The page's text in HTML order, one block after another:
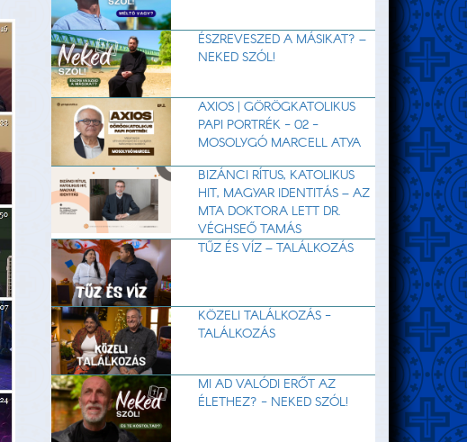
ÉSZREVESZED A MÁSIKAT? –
NEKED SZÓL!
AXIOS | GÖRÖGKATOLIKUS
PAPI PORTRÉK - 02 -
MOSOLYGÓ MARCELL ATYA
BIZÁNCI RÍTUS, KATOLIKUS
HIT, MAGYAR IDENTITÁS – AZ
MTA DOKTORA LETT DR.
VÉGHSEŐ TAMÁS
TŰZ ÉS VÍZ – TALÁLKOZÁS
KÖZELI TALÁLKOZÁS -
TALÁLKOZÁS
MI AD VALÓDI ERŐT AZ
ÉLETHEZ? - NEKED SZÓL!